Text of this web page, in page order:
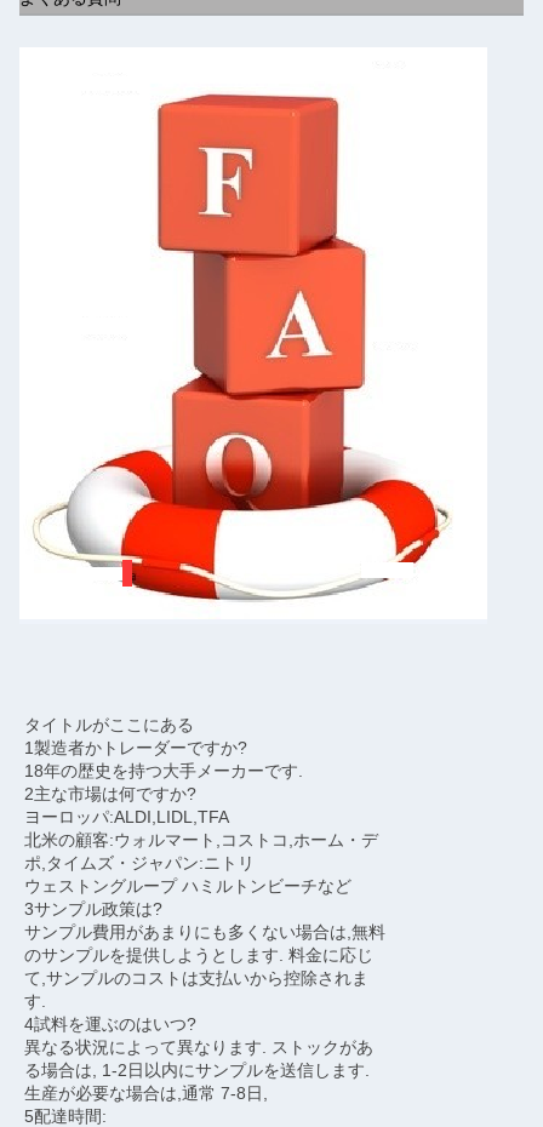
タイトルがここにある
1製造者かトレーダーですか?
18年の歴史を持つ大手メーカーです.
2主な市場は何ですか?
ヨーロッパ:ALDI,LIDL,TFA
北米の顧客:ウォルマート,コストコ,ホーム・デ
ポ,タイムズ・ジャパン:ニトリ
ウェストングループ ハミルトンビーチなど
3サンプル政策は?
サンプル費用があまりにも多くない場合は,無料
のサンプルを提供しようとします. 料金に応じ
て,サンプルのコストは支払いから控除されま
す.
4試料を運ぶのはいつ?
異なる状況によって異なります. ストックがあ
る場合は, 1-2日以内にサンプルを送信します.
生産が必要な場合は,通常 7-8日,
5配達時間: